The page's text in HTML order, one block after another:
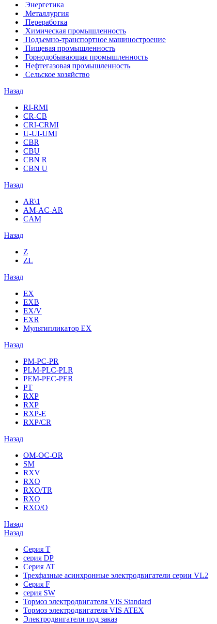
Энергетика
Металлургия
Переработка
Химическая промышленность
Подъемно-транспортное машиностроение
Пищевая промышленность
Горнодобывающая промышленность
Нефтегазовая промышленность
Сельское хозяйство
Назад
RI-RMI
CR-CB
СRI-СRMI
U-UI-UMI
CBR
CBU
CBN R
CBN U
Назад
AR\1
AM-AC-AR
CAM
Назад
Z
ZL
Назад
EX
EXB
EX/V
EXR
Мультипликатор EX
Назад
PM-PC-PR
PLM-PLC-PLR
PEM-PEC-PER
PT
RXP
RXP
RXP-E
RXP/CR
Назад
OM-OC-OR
SM
RXV
RXO
RXO/TR
RXO
RXO/O
Назад
Назад
Серия T
серия DP
Серия AT
Трехфазные асинхронные электродвигатели серии VL2
Серия F
серия SW
Тормоз электродвигателя VIS Standard
Тормоз электродвигателя VIS ATEX
Электродвигатели под заказ